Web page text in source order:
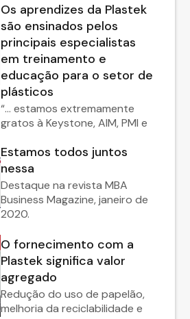
Os aprendizes da Plastek
são ensinados pelos
principais especialistas
em treinamento e
educação para o setor de
plásticos
“… estamos extremamente
gratos à Keystone, AIM, PMI e
Estamos todos juntos
nessa
Destaque na revista MBA
Business Magazine, janeiro de
2020.
O fornecimento com a
Plastek significa valor
agregado
Redução do uso de papelão,
melhoria da reciclabilidade e